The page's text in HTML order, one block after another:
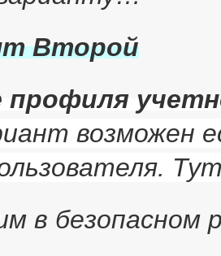
Второй
профиля
возможен
в